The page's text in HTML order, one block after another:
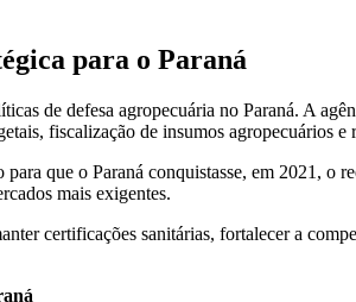
para o Paraná
de defesa agropecuária no Paraná. A
fiscalização de insumos agropecuários e
que o Paraná conquistasse, em 2021, o
mais exigentes.
certificações sanitárias, fortalecer a